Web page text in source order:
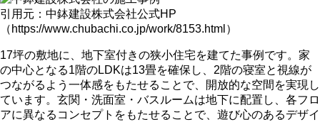
引用元：中鉢建設株式会社公式HP
（https://www.chubachi.co.jp/work/8153.html）
17坪の敷地に、地下室付きの狭小住宅を建てた事例です。家
の中心となる1階のLDKは13畳を確保し、2階の寝室と視線が
つながるよう一体感をもたせることで、開放的な空間を実現し
ています。玄関・洗面室・バスルームは地下に配置し、各フロ
アに異なるコンセプトをもたせることで、遊び心のあるデザイ